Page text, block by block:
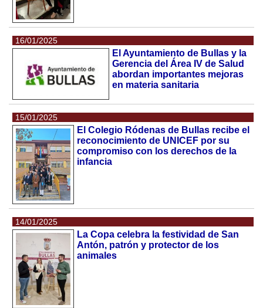
16/01/2025
El Ayuntamiento de Bullas y la
Gerencia del Área IV de Salud
abordan importantes mejoras
en materia sanitaria
15/01/2025
El Colegio Ródenas de Bullas recibe el
reconocimiento de UNICEF por su
compromiso con los derechos de la
infancia
14/01/2025
La Copa celebra la festividad de San
Antón, patrón y protector de los
animales